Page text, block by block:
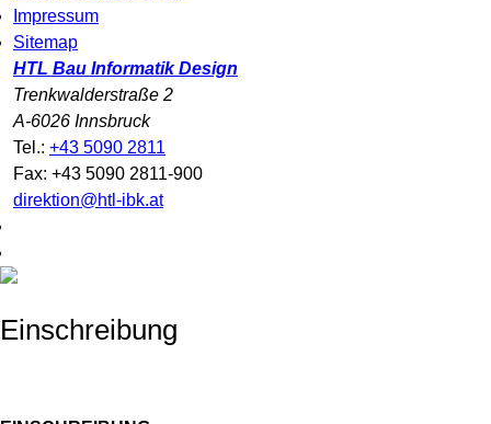
Impressum
Sitemap
HTL Bau Informatik Design
Trenkwalderstraße 2
A-6026 Innsbruck
Tel.: +43 5090 2811
Fax: +43 5090 2811-900
direktion@htl-ibk.at
Einschreibung